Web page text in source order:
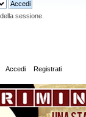
sessione.
Accedi Registrati